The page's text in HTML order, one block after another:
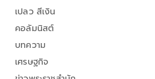
เปลว สีเงิน
คอลัมนิสต์
บทความ
เศรษฐกิจ